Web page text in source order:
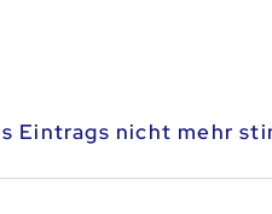
Eintrags nicht mehr